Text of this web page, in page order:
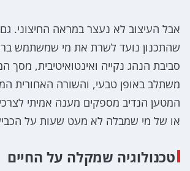
אבל העיצוב לא נעצר במראה החיצוני.
שהתכנון נועד לשרת את מי שמשתמש
סביבת הנהג נקייה ואינטואיטיבית, מסך
משתלב באופן טבעי, והשורה האחורית
המטען הנדיב מספקים מענה אמיתי
או של מי שמבלה לא מעט שעות על
טכנולוגיה שמקלה על החיים